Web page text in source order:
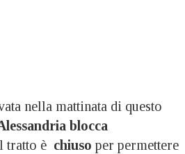
nella mattinata di questo
blocca
tratto è chiuso per permettere